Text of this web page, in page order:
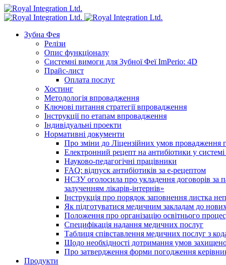
Зубна Фея
Релізи
Опис функціоналу
Системні вимоги для Зубної Феї ImPerio: 4D
Прайс-лист
Оплата послуг
Хостинг
Методологія впровадження
Ключові питання стратегії впровадження
Інструкції по етапам впровадження
Індивідуальні проекти
Нормативні документи
Про зміни до Ліцензійних умов провадження
Електронний рецепт на антибіотики у
Науково-педагогічні працівники
FAQ: відпуск антибіотиків за е-рецептом
НСЗУ оголосила про укладення договорів за
залученням лікарів-інтернів»
Інструкція про порядок заповнення листка
Як підготуватися медичним закладам до
Положення про організацію освітнього
Специфікація надання медичних послуг
Таблиця співставлення медичних послуг з
Щодо необхідності дотримання умов
Про затвердження форми погодження
Продукти